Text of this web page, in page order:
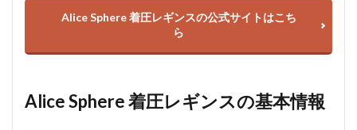
Alice Sphere 着圧レギンスの公式サイトはこち
ら
Alice Sphere 着圧レギンスの基本情報